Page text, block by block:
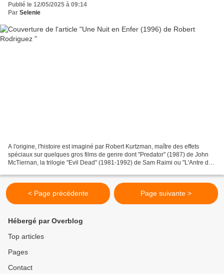
Publié le 12/05/2025 à 09:14
Par Selenie
A l'origine, l'histoire est imaginé par Robert Kurtzman, maître des effets
spéciaux sur quelques gros films de genre dont "Predator" (1987) de John
McTiernan, la trilogie "Evil Dead" (1981-1992) de Sam Raimi ou "L'Antre de
< Page précédente Page suivante >
Hébergé par Overblog
Top articles
Pages
Contact